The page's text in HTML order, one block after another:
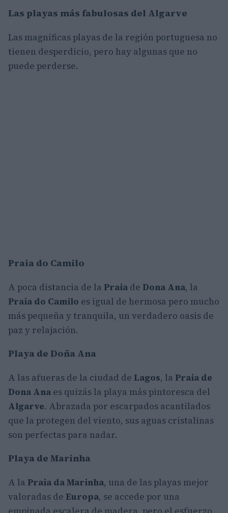
Las playas más fabulosas del Algarve
Las magníficas playas de la región portuguesa no
tienen desperdicio, pero hay algunas que no
puede perderse.
Praia do Camilo
A poca distancia de la Praia de Dona Ana, la
Praia do Camilo es igual de hermosa pero mucho
más pequeña y tranquila, un verdadero oasis de
paz y relajación.
Playa de Doña Ana
A las afueras de la ciudad de Lagos, la Praia de
Dona Ana es quizás la playa más pintoresca del
Algarve. Abrazada por escarpados acantilados
que la protegen del viento, sus aguas cristalinas
son perfectas para nadar.
Playa de Marinha
A la Praia da Marinha, una de las playas mejor
valoradas de Europa, se accede por una